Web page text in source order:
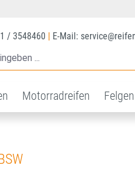
/ 3548460 E-Mail:
Motorradreifen Felgen